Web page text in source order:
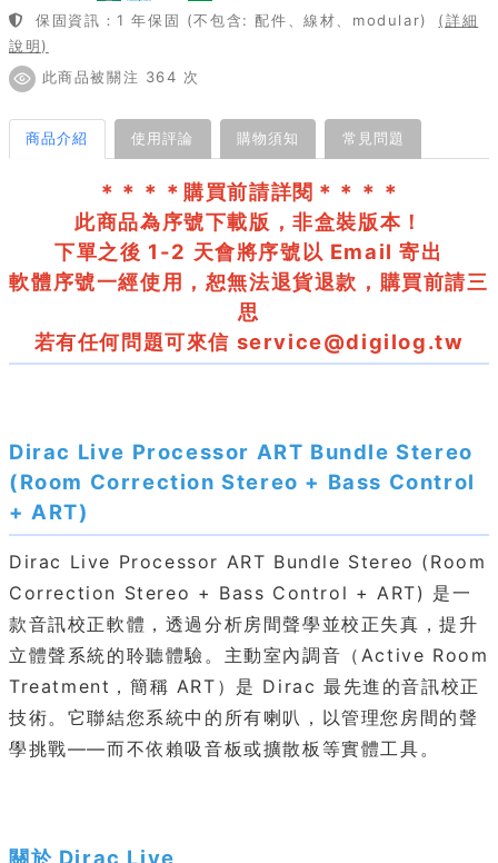
保固資訊：1 年保固 (不包含: 配件、線材、modular)
(詳細
說明)
此商品被關注 364 次
商品介紹 使用評論 購物須知 常見問題
＊＊＊＊購買前請詳閱＊＊＊＊
此商品為序號下載版，非盒裝版本！
下單之後 1-2 天會將序號以 Email 寄出
軟體序號一經使用，恕無法退貨退款，購買前請三
思
若有任何問題可來信 service@digilog.tw
Dirac Live Processor ART Bundle Stereo
(Room Correction Stereo + Bass Control
+ ART)
Dirac Live Processor ART Bundle Stereo (Room
Correction Stereo + Bass Control + ART) 是一
款音訊校正軟體，透過分析房間聲學並校正失真，提升
立體聲系統的聆聽體驗。主動室內調音（Active Room
Treatment，簡稱 ART）是 Dirac 最先進的音訊校正
技術。它聯結您系統中的所有喇叭，以管理您房間的聲
學挑戰——而不依賴吸音板或擴散板等實體工具。
關於 Dirac Live